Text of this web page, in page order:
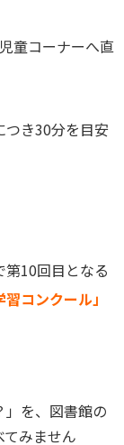
童コーナーへ直
き30分を目安
10回目となる
コンクール」
」を、図書館の
みません